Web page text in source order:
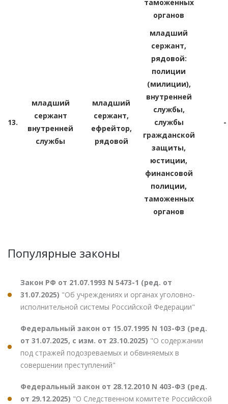
таможенных
органов
13.
младший
сержант
внутренней
службы
младший
сержант,
ефрейтор,
рядовой
младший
сержант,
рядовой:
полиции
(милиции),
внутренней
службы,
службы
гражданской
защиты,
юстиции,
финансовой
полиции,
таможенных
органов
-
Популярные законы
Закон РФ от 21.07.1993 N 5473-1 (ред. от
31.07.2025) "Об учреждениях и органах уголовно-
исполнительной системы Российской Федерации"
Федеральный закон от 15.07.1995 N 103-ФЗ (ред.
от 31.07.2025, с изм. от 23.10.2025) "О содержании
под стражей подозреваемых и обвиняемых в
совершении преступлений"
Федеральный закон от 28.12.2010 N 403-ФЗ (ред.
от 29.12.2025) "О Следственном комитете Российской